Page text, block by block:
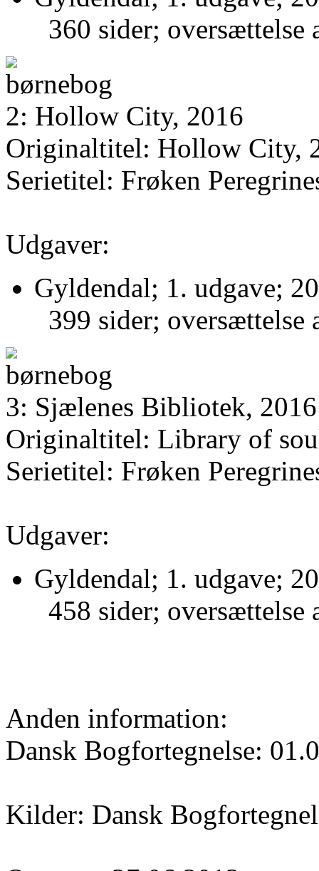
360 sider; oversættelse
2: Hollow City, 2016
Originaltitel: Hollow City,
Serietitel: Frøken
Udgaver:
Gyldendal; 1. udgave;
399 sider; oversættelse
3: Sjælenes Bibliotek, 2016
Originaltitel: Library of
Serietitel: Frøken
Udgaver:
Gyldendal; 1. udgave;
458 sider; oversættelse
Anden information:
Dansk Bogfortegnelse:
Kilder: Dansk